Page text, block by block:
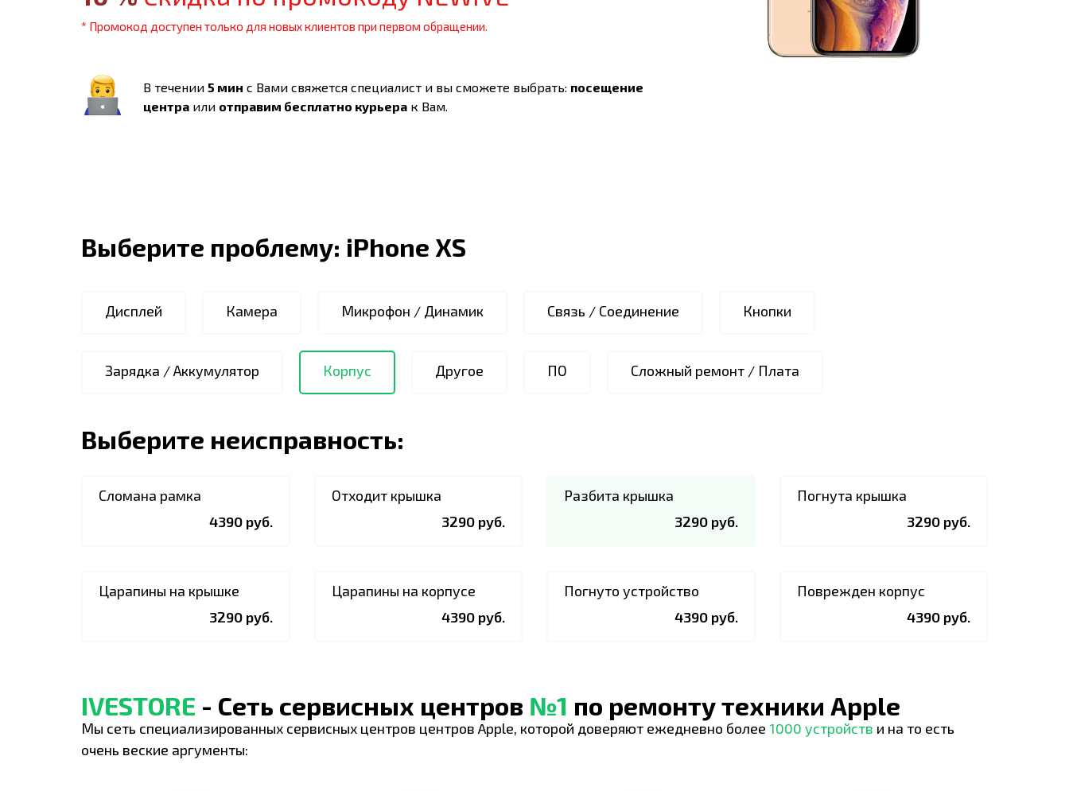
* Промокод доступен только для новых клиентов при первом обращении.
В течении 5 мин с Вами свяжется специалист и вы сможете выбрать: посещение
центра или отправим бесплатно курьера к Вам.
Выберите проблему: iPhone XS
Дисплей Камера Микрофон / Динамик Связь / Соединение Кнопки
Зарядка / Аккумулятор Корпус Другое ПО Сложный ремонт / Плата
Выберите неисправность:
Сломана рамка
4390 руб.
Отходит крышка
3290 руб.
Разбита крышка
3290 руб.
Погнута крышка
3290 руб.
Царапины на крышке
3290 руб.
Царапины на корпусе
4390 руб.
Погнуто устройство
4390 руб.
Поврежден корпус
4390 руб.
IVESTORE - Сеть сервисных центров №1 по ремонту техники Apple
Мы сеть специализированных сервисных центров центров Apple, которой доверяют ежедневно более 1000 устройств и на то есть
очень веские аргументы: